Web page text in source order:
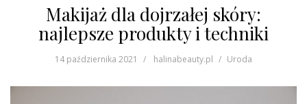
Makijaż dla dojrzałej skóry:
najlepsze produkty i techniki
14 października 2021 halinabeauty.pl Uroda